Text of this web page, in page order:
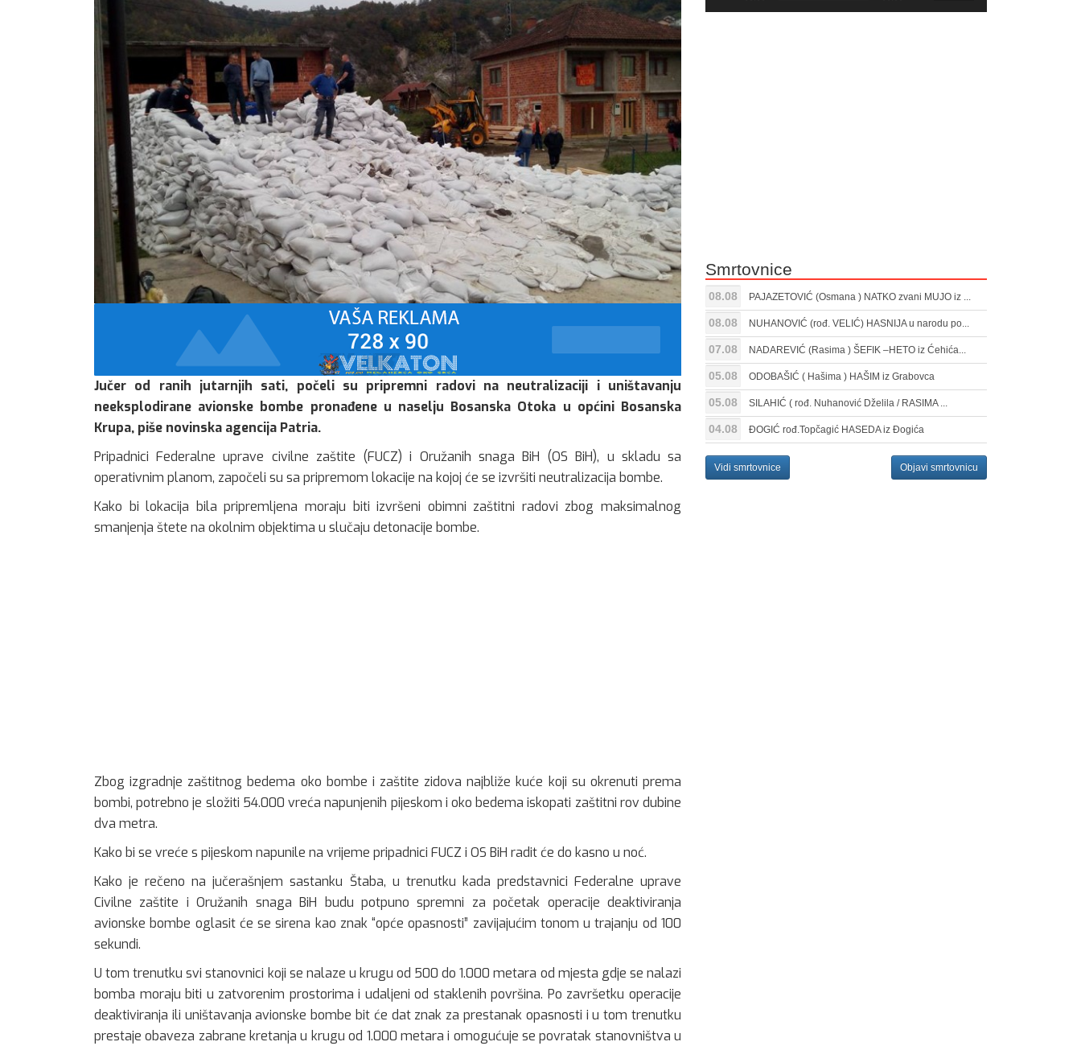
Jučer od ranih jutarnjih sati, počeli su pripremni radovi na neutralizaciji i uništavanju
neeksplodirane avionske bombe pronađene u naselju Bosanska Otoka u općini Bosanska
Krupa, piše novinska agencija Patria.
Pripadnici Federalne uprave civilne zaštite (FUCZ) i Oružanih snaga BiH (OS BiH), u skladu sa
operativnim planom, započeli su sa pripremom lokacije na kojoj će se izvršiti neutralizacija bombe.
Kako bi lokacija bila pripremljena moraju biti izvršeni obimni zaštitni radovi zbog maksimalnog
smanjenja štete na okolnim objektima u slučaju detonacije bombe.
Zbog izgradnje zaštitnog bedema oko bombe i zaštite zidova najbliže kuće koji su okrenuti prema
bombi, potrebno je složiti 54.000 vreća napunjenih pijeskom i oko bedema iskopati zaštitni rov dubine
dva metra.
Kako bi se vreće s pijeskom napunile na vrijeme pripadnici FUCZ i OS BiH radit će do kasno u noć.
Kako je rečeno na jučerašnjem sastanku Štaba, u trenutku kada predstavnici Federalne uprave
Civilne zaštite i Oružanih snaga BiH budu potpuno spremni za početak operacije deaktiviranja
avionske bombe oglasit će se sirena kao znak “opće opasnosti” zavijajućim tonom u trajanju od 100
sekundi.
U tom trenutku svi stanovnici koji se nalaze u krugu od 500 do 1.000 metara od mjesta gdje se nalazi
bomba moraju biti u zatvorenim prostorima i udaljeni od staklenih površina. Po završetku operacije
deaktiviranja ili uništavanja avionske bombe bit će dat znak za prestanak opasnosti i u tom trenutku
prestaje obaveza zabrane kretanja u krugu od 1.000 metara i omogućuje se povratak stanovništva u
Gore/Dole
Smrtovnice
08.08 PAJAZETOVIĆ (Osmana ) NATKO zvani MUJO iz ...
08.08 NUHANOVIĆ (rođ. VELIĆ) HASNIJA u narodu po...
07.08 NADAREVIĆ (Rasima ) ŠEFIK –HETO iz Ćehića...
05.08 ODOBAŠIĆ ( Hašima ) HAŠIM iz Grabovca
05.08 SILAHIĆ ( rođ. Nuhanović Dželila / RASIMA ...
04.08 ĐOGIĆ rođ.Topčagić HASEDA iz Đogića
Vidi smrtovnice Objavi smrtovnicu